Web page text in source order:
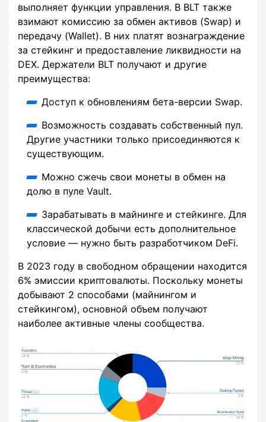
выполняет функции управления. В BLT также
взимают комиссию за обмен активов (Swap) и
передачу (Wallet). В них платят вознаграждение
за стейкинг и предоставление ликвидности на
DEX. Держатели BLT получают и другие
преимущества:
Доступ к обновлениям бета-версии Swap.
Возможность создавать собственный пул.
Другие участники только присоединяются к
существующим.
Можно сжечь свои монеты в обмен на
долю в пуле Vault.
Зарабатывать в майнинге и стейкинге. Для
классической добычи есть дополнительное
условие — нужно быть разработчиком DeFi.
В 2023 году в свободном обращении находится
6% эмиссии криптовалюты. Поскольку монеты
добывают 2 способами (майнингом и
стейкингом), основной объем получают
наиболее активные члены сообщества.